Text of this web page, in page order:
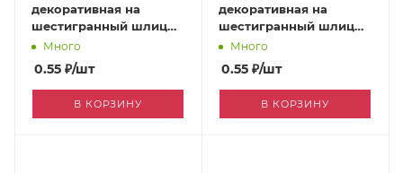
декоративная на
шестигранный шлиц
орех [170049994]
Много
0.55 ₽/шт
В КОРЗИНУ
декоративная на
шестигранный шлиц
светло-бежевый
[170049988]
Много
0.55 ₽/шт
В КОРЗИНУ